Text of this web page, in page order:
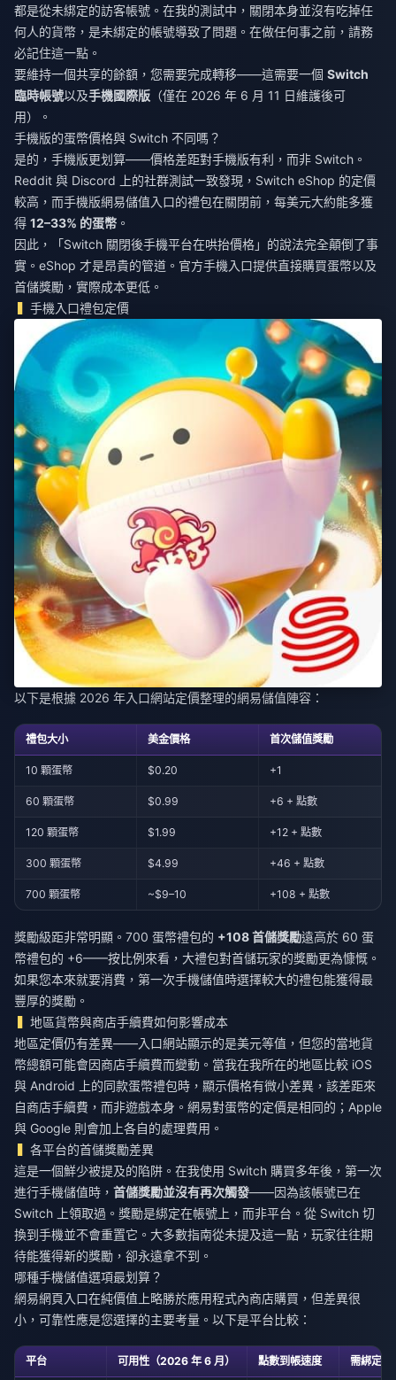
都是從未綁定的訪客帳號。在我的測試中，關閉本身並沒有吃掉任
何人的貨幣，是未綁定的帳號導致了問題。在做任何事之前，請務
必記住這一點。
要維持一個共享的餘額，您需要完成轉移——這需要一個 Switch
臨時帳號以及手機國際版 （僅在 2026 年 6 月 11 日維護後可
用）。
手機版的蛋幣價格與 Switch 不同嗎？
是的，手機版更划算——價格差距對手機版有利，而非 Switch。
Reddit 與 Discord 上的社群測試一致發現，Switch eShop 的定價
較高，而手機版網易儲值入口的禮包在關閉前，每美元大約能多獲
得 12–33% 的蛋幣 。
因此，「Switch 關閉後手機平台在哄抬價格」的說法完全顛倒了事
實。eShop 才是昂貴的管道。官方手機入口提供直接購買蛋幣以及
首儲獎勵，實際成本更低。
手機入口禮包定價
以下是根據 2026 年入口網站定價整理的網易儲值陣容：
禮包大小 美金價格 首次儲值獎勵
10 顆蛋幣 $0.20 +1
60 顆蛋幣 $0.99 +6 + 點數
120 顆蛋幣 $1.99 +12 + 點數
300 顆蛋幣 $4.99 +46 + 點數
700 顆蛋幣 ~$9–10 +108 + 點數
獎勵級距非常明顯。700 蛋幣禮包的 +108 首儲獎勵遠高於 60 蛋
幣禮包的 +6——按比例來看，大禮包對首儲玩家的獎勵更為慷慨。
如果您本來就要消費，第一次手機儲值時選擇較大的禮包能獲得最
豐厚的獎勵。
地區貨幣與商店手續費如何影響成本
地區定價仍有差異——入口網站顯示的是美元等值，但您的當地貨
幣總額可能會因商店手續費而變動。當我在我所在的地區比較 iOS
與 Android 上的同款蛋幣禮包時，顯示價格有微小差異，該差距來
自商店手續費，而非遊戲本身。網易對蛋幣的定價是相同的；Apple
與 Google 則會加上各自的處理費用。
各平台的首儲獎勵差異
這是一個鮮少被提及的陷阱。在我使用 Switch 購買多年後，第一次
進行手機儲值時， 首儲獎勵並沒有再次觸發——因為該帳號已在
Switch 上領取過。獎勵是綁定在帳號上，而非平台。從 Switch 切
換到手機並不會重置它。大多數指南從未提及這一點，玩家往往期
待能獲得新的獎勵，卻永遠拿不到。
哪種手機儲值選項最划算？
網易網頁入口在純價值上略勝於應用程式內商店購買，但差異很
小，可靠性應是您選擇的主要考量。以下是平台比較：
平台 可用性（2026 年 6 月） 點數到帳速度 需綁定帳